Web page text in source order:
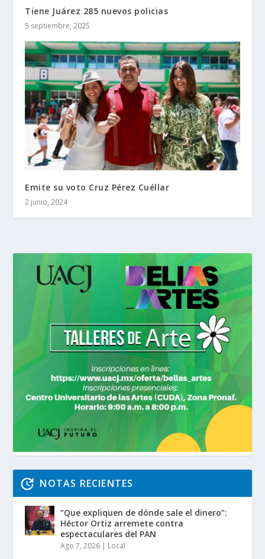
Tiene Juárez 285 nuevos policias
5 septiembre, 2025
Emite su voto Cruz Pérez Cuéllar
2 junio, 2024
NOTAS RECIENTES
“Que expliquen de dónde sale el dinero”:
Héctor Ortiz arremete contra
espectaculares del PAN
Ago 7, 2026 | Local